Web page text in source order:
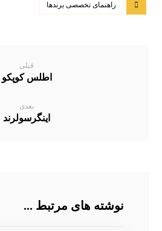
راهنمای تخصصی برندها
قبلی
اطلس کوپکو
بعدی
اینگرسولرند
نوشته های مرتبط ...